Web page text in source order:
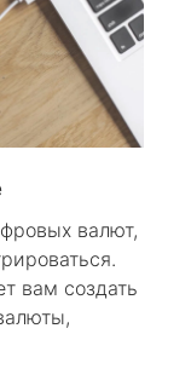
валют,
вам создать